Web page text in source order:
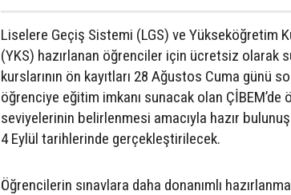
Liselere Geçiş Sistemi (LGS) ve Yükseköğretim
(YKS) hazırlanan öğrenciler için ücretsiz olarak
kurslarının ön kayıtları 28 Ağustos Cuma günü
öğrenciye eğitim imkanı sunacak olan ÇİBEM’de
seviyelerinin belirlenmesi amacıyla hazır
4 Eylül tarihlerinde gerçekleştirilecek.
Öğrencilerin sınavlara daha donanımlı